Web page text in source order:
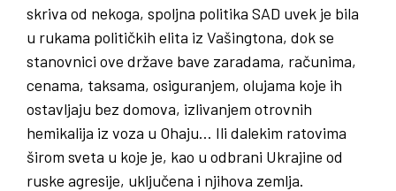
skriva od nekoga, spoljna politika SAD uvek je bila
u rukama političkih elita iz Vašingtona, dok se
stanovnici ove države bave zaradama, računima,
cenama, taksama, osiguranjem, olujama koje ih
ostavljaju bez domova, izlivanjem otrovnih
hemikalija iz voza u Ohaju… Ili dalekim ratovima
širom sveta u koje je, kao u odbrani Ukrajine od
ruske agresije, uključena i njihova zemlja.